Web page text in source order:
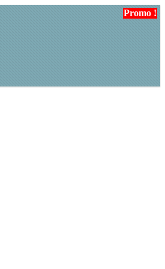
Promo !
Promo !